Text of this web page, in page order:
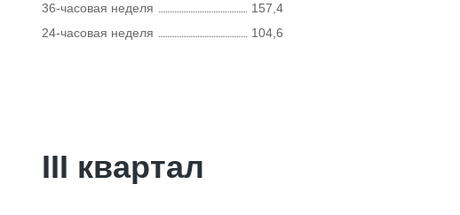
36-часовая неделя
157,4
24-часовая неделя
104,6
III квартал